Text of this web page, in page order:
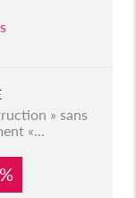
» sans
«...